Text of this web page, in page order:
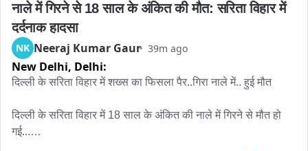
नाले में गिरने से 18 साल के अंकित की मौत: सरिता विहार में
दर्दनाक हादसा
NK Neeraj Kumar Gaur 39m ago
New Delhi, Delhi:
दिल्ली के सरिता विहार में शख्स का फिसला पैर..गिरा नाले में.. हुई मौत
दिल्ली के सरिता विहार में 18 साल के अंकित की नाले में गिरने से मौत हो
गई...